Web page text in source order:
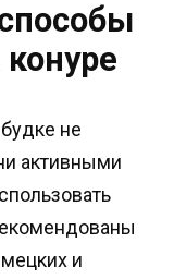
не
активными
и